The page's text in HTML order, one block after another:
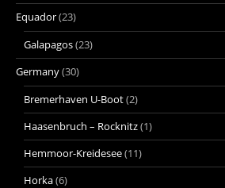
Equador(23)
Galapagos(23)
Germany(30)
Bremerhaven U-Boot(2)
Haasenbruch – Rocknitz(1)
Hemmoor-Kreidesee(11)
Horka(6)